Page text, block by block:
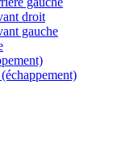
droit
gauche